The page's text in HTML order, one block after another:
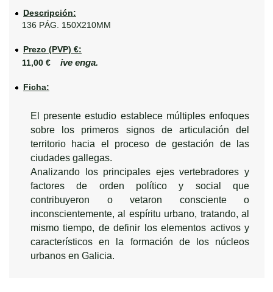
Descripción:
136 PÁG. 150X210MM
Prezo (PVP) €:
11,00 € ive enga.
Ficha:
El presente estudio establece múltiples enfoques
sobre los primeros signos de articulación del
territorio hacia el proceso de gestación de las
ciudades gallegas.
Analizando los principales ejes vertebradores y
factores de orden político y social que
contribuyeron o vetaron consciente o
inconscientemente, al espíritu urbano, tratando, al
mismo tiempo, de definir los elementos activos y
característicos en la formación de los núcleos
urbanos en Galicia.